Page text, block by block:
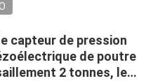
capteur de pression
de poutre
2 tonnes, le